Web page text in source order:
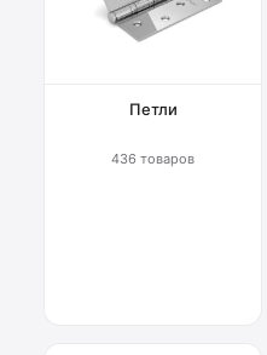
Петли
436 товаров